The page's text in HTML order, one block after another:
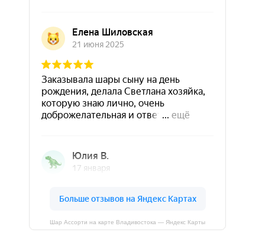
Шар Ассорти на карте Владивостока — Яндекс Карты